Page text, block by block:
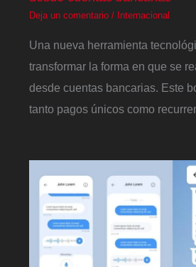
Deja un comentario / Internacional
Una nueva herramienta
transformar la forma en que se
desde cuentas bancarias. Este
tanto pagos únicos como